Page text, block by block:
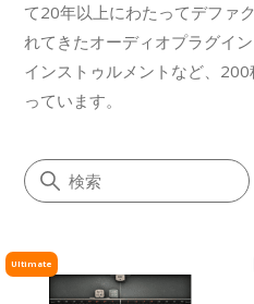
て20年以上にわたってデファ
れてきたオーディオプラグイ
インストゥルメントなど、
っています。
Ultimate